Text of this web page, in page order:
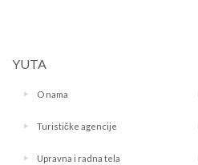
YUTA
O nama
Turističke agencije
Upravna i radna tela